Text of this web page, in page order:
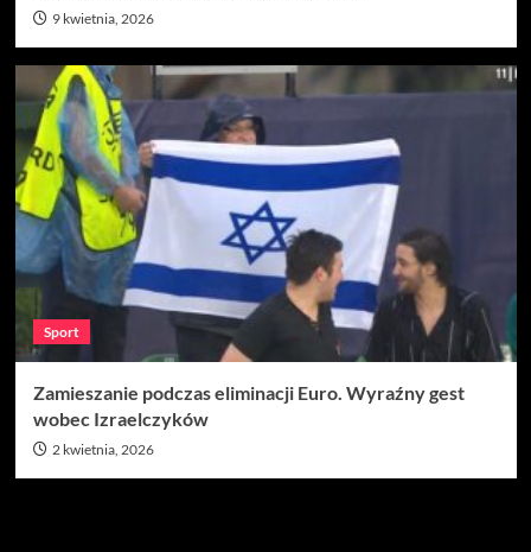
9 kwietnia, 2026
Sport
Zamieszanie podczas eliminacji Euro. Wyraźny gest
wobec Izraelczyków
2 kwietnia, 2026